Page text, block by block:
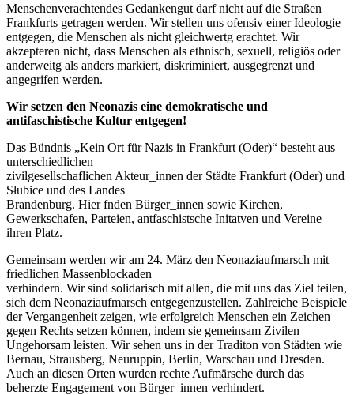
Menschenverachtendes Gedankengut darf nicht auf die Straßen
Frankfurts getragen werden. Wir stellen uns ofensiv einer Ideologie
entgegen, die Menschen als nicht gleichwertg erachtet. Wir
akzepteren nicht, dass Menschen als ethnisch, sexuell, religiös oder
anderweitg als anders markiert, diskriminiert, ausgegrenzt und
angegrifen werden.
Wir setzen den Neonazis eine demokratische und
antifaschistische Kultur entgegen!
Das Bündnis „Kein Ort für Nazis in Frankfurt (Oder)“ besteht aus
unterschiedlichen
zivilgesellschaflichen Akteur_innen der Städte Frankfurt (Oder) und
Słubice und des Landes
Brandenburg. Hier fnden Bürger_innen sowie Kirchen,
Gewerkschafen, Parteien, antfaschistsche Initatven und Vereine
ihren Platz.
Gemeinsam werden wir am 24. März den Neonaziaufmarsch mit
friedlichen Massenblockaden
verhindern. Wir sind solidarisch mit allen, die mit uns das Ziel teilen,
sich dem Neonaziaufmarsch entgegenzustellen. Zahlreiche Beispiele
der Vergangenheit zeigen, wie erfolgreich Menschen ein Zeichen
gegen Rechts setzen können, indem sie gemeinsam Zivilen
Ungehorsam leisten. Wir sehen uns in der Traditon von Städten wie
Bernau, Strausberg, Neuruppin, Berlin, Warschau und Dresden.
Auch an diesen Orten wurden rechte Aufmärsche durch das
beherzte Engagement von Bürger_innen verhindert.